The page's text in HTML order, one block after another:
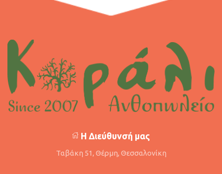
Η Διεύθυνσή μας
Ταβάκη 51, Θέρμη, Θεσσαλονίκη